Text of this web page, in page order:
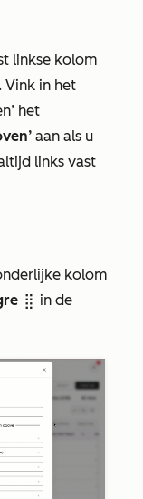
linkse kolom
Vink in het
het
aan als u
links vast
kolom
dragHandle in de